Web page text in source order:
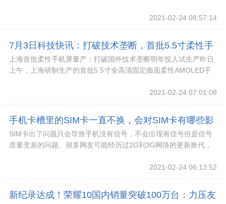
2021-02-24 08:57:14
7月3日科技快讯：打破技术垄断，首批5.5寸柔性手
机屏准备量产!
上海首批柔性手机屏量产：打破国外技术垄断明年投入试生产昨日
上午，上海研制生产的首批5.5寸全高清固定曲面柔性AMOLED手
2021-02-24 07:01:08
手机卡槽里的SIM卡一直不换，会对SIM卡有哪些影
响？!
SIM卡出了问题只会导致手机没有信号，不会出现有信号但是信号
质量变差的问题。很多网友可能经历过2G到3G网络的更新换代，
2021-02-24 06:13:52
新纪录达成！荣耀10国内销量突破100万台：力压友